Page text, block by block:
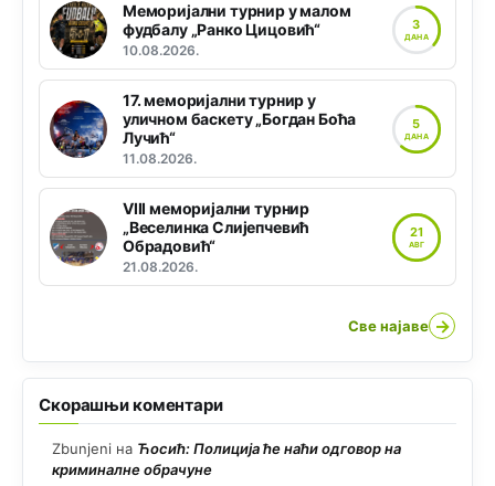
Меморијални турнир у малом
фудбалу „Ранко Цицовић“
10.08.2026.
3
ДАНА
17. меморијални турнир у
уличном баскету „Богдан Боћа
Лучић“
11.08.2026.
5
ДАНА
VIII меморијални турнир
„Веселинка Слијепчевић
Обрадовић“
21.08.2026.
21
АВГ
Све најаве →
Скорашњи коментари
Zbunjeni на Ћосић: Полиција ће наћи одговор на
криминалне обрачуне